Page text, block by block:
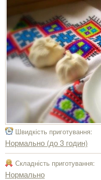
Швидкість приготування:
Нормально (до 3 годин)
Складність приготування:
Нормально